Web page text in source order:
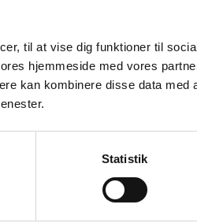
til at vise dig funktioner til
hjemmeside med vores
kan kombinere disse data med
Statistik
og vi sletter dem, når
Det er derfor ikke muligt at
på, geografisk
tredjeparter, der er tale om, i